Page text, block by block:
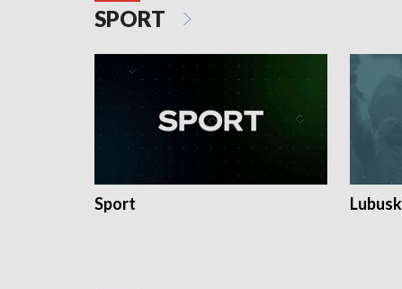
SPORT
Sport